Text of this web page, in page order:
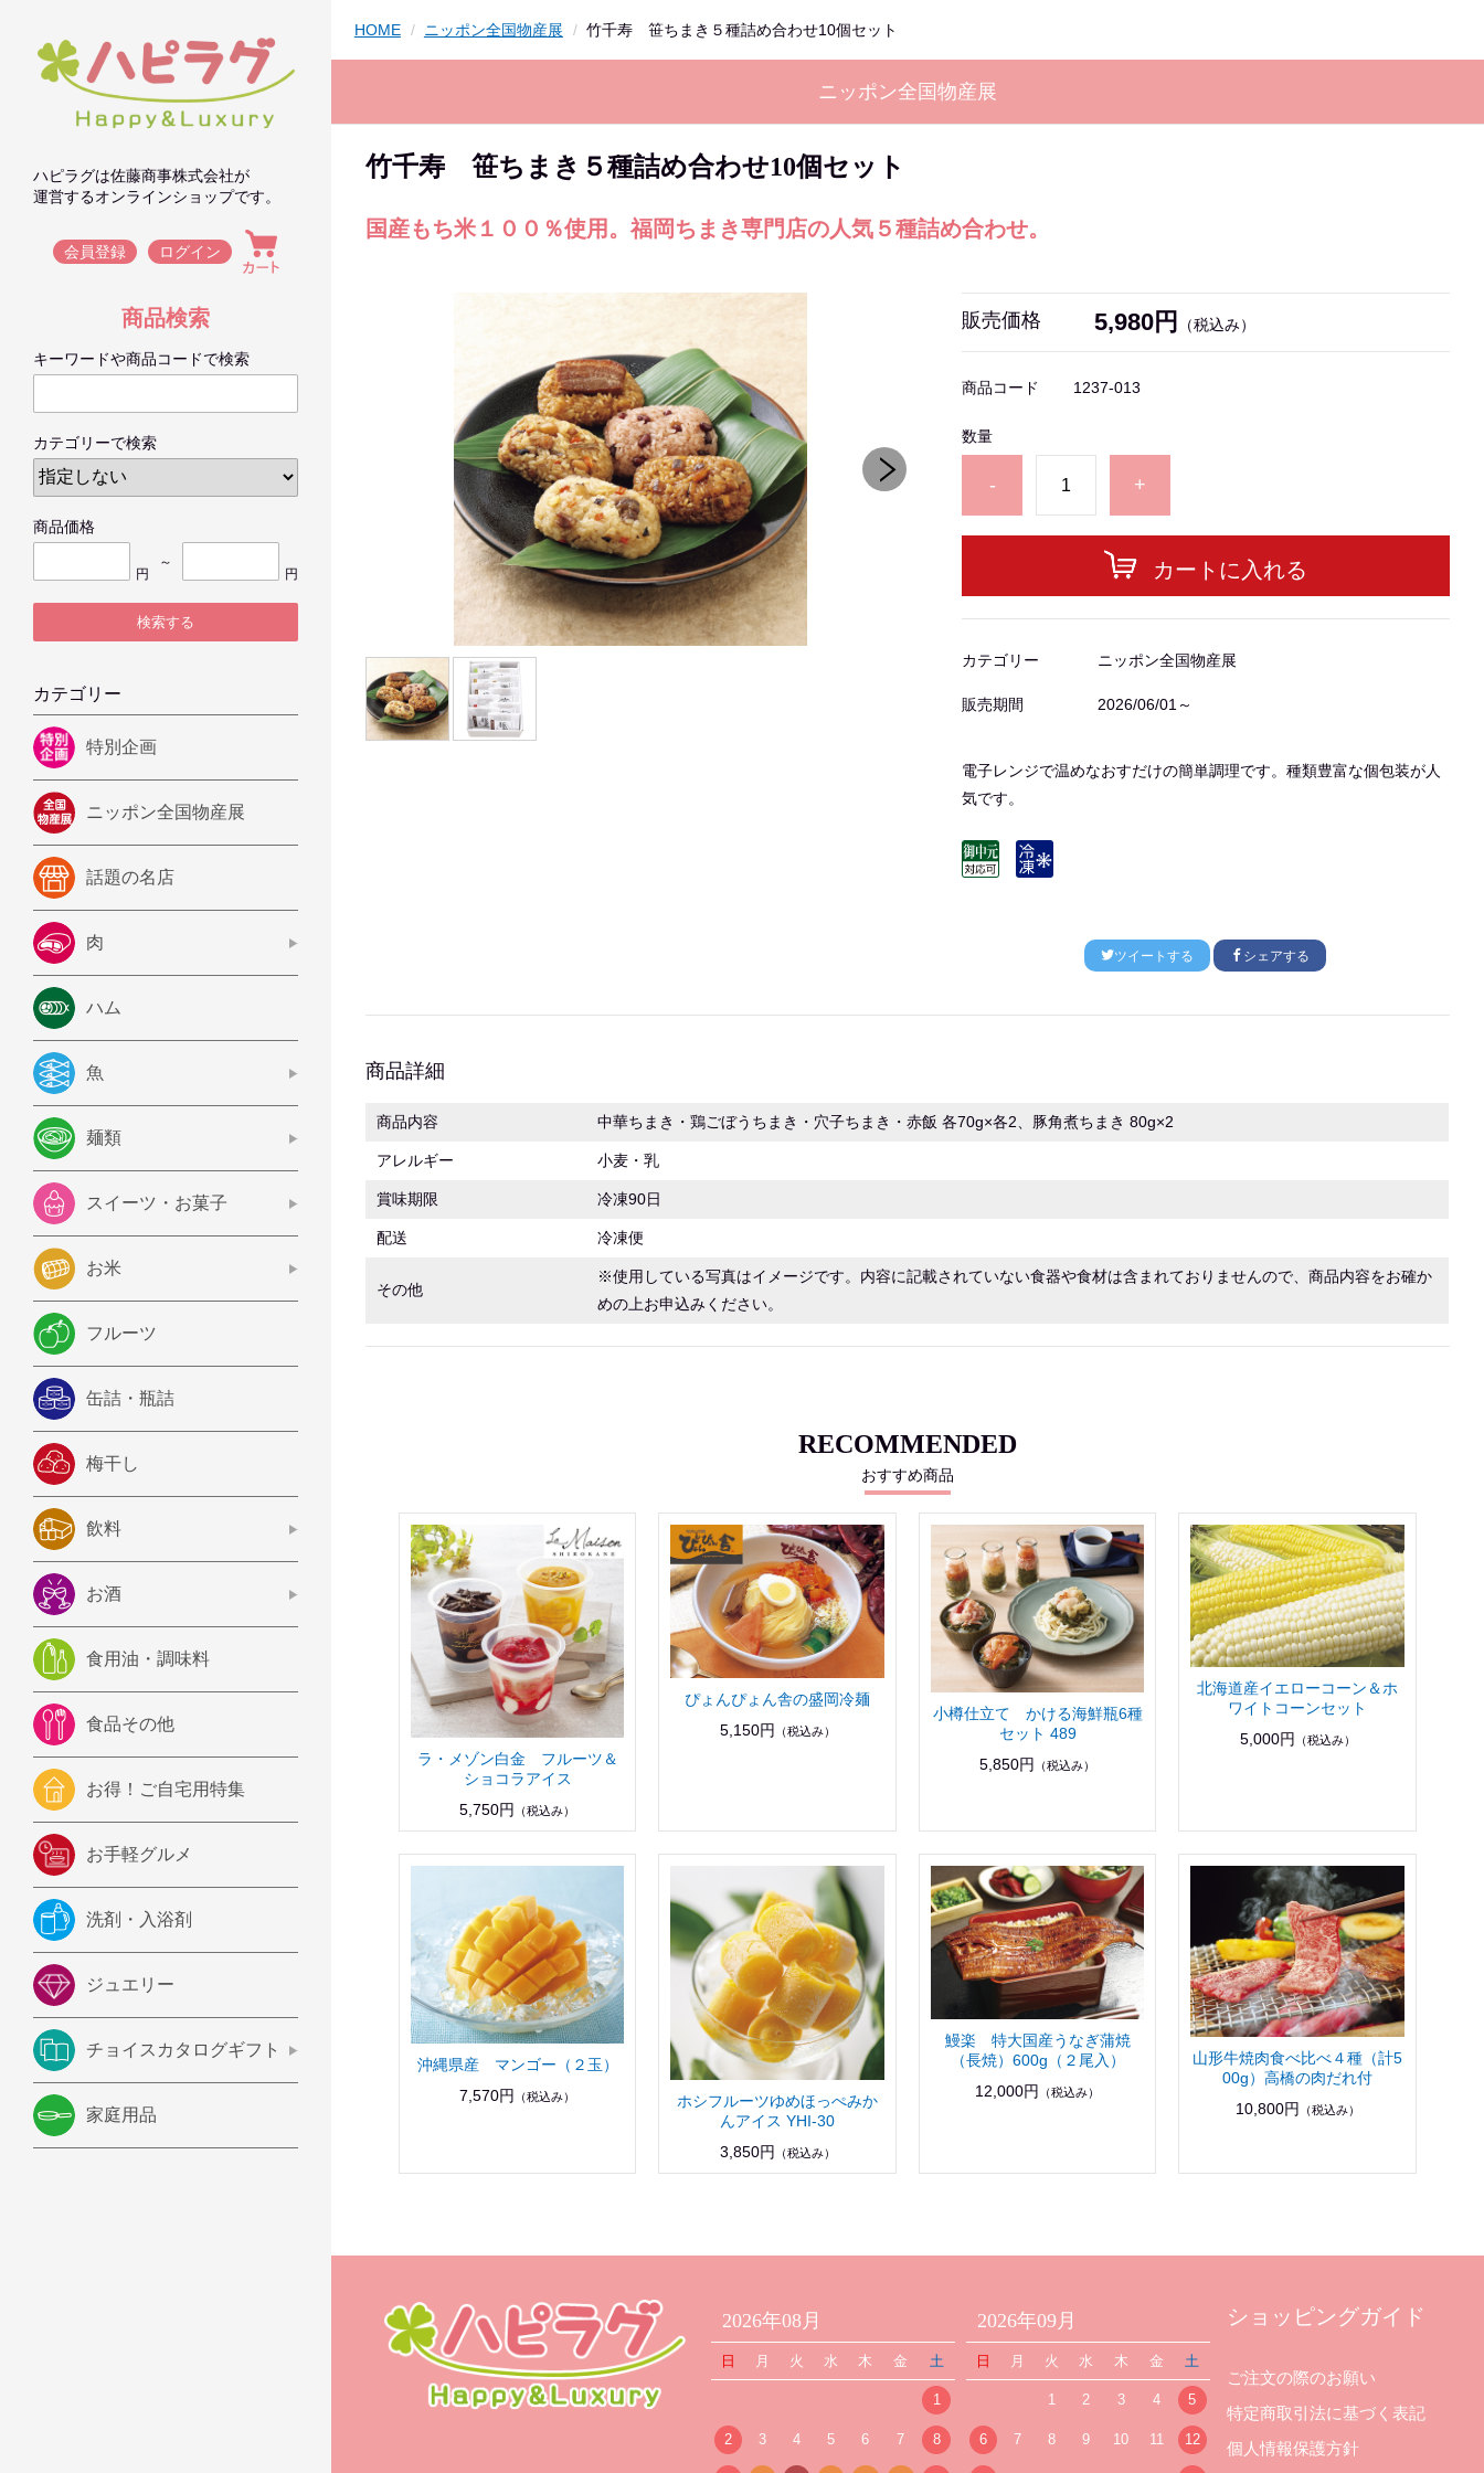
ハピラグは佐藤商事株式会社が
運営するオンラインショップです。
会員登録 ログイン
商品検索
キーワードや商品コードで検索
カテゴリーで検索
商品価格
円
～
円
検索する
カテゴリー
特別企画
ニッポン全国物産展
話題の名店
肉
ハム
魚
麺類
スイーツ・お菓子
お米
フルーツ
缶詰・瓶詰
梅干し
飲料
お酒
食用油・調味料
食品その他
お得！ご自宅用特集
お手軽グルメ
洗剤・入浴剤
ジュエリー
チョイスカタログギフト
家庭用品
HOME ニッポン全国物産展 竹千寿 笹ちまき５種詰め合わせ10個セット
ニッポン全国物産展
竹千寿 笹ちまき５種詰め合わせ10個セット
国産もち米１００％使用。福岡ちまき専門店の人気５種詰め合わせ。
販売価格 5,980円 （税込み）
商品コード 1237-013
数量
- +
カートに入れる
カテゴリー ニッポン全国物産展
販売期間 2026/06/01～
電子レンジで温めなおすだけの簡単調理です。種類豊富な個包装が人
気です。
ツイートする シェアする
商品詳細
商品内容 中華ちまき・鶏ごぼうちまき・穴子ちまき・赤飯 各70g×各2、豚角煮ちまき 80g×2
アレルギー 小麦・乳
賞味期限 冷凍90日
配送 冷凍便
その他
※使用している写真はイメージです。内容に記載されていない食器や食材は含まれておりませんので、商品内容をお確か
めの上お申込みください。
RECOMMENDED
おすすめ商品
ラ・メゾン白金 フルーツ＆
ショコラアイス
5,750円
（税込み）
ぴょんぴょん舎の盛岡冷麺
5,150円
（税込み）
小樽仕立て かける海鮮瓶6種
セット 489
5,850円
（税込み）
北海道産イエローコーン＆ホ
ワイトコーンセット
5,000円
（税込み）
沖縄県産 マンゴー（２玉）
7,570円 （税込み）
ホシフルーツゆめほっぺみか
んアイス YHI-30
3,850円
（税込み）
鰻楽 特大国産うなぎ蒲焼
（長焼）600g（２尾入）
12,000円
（税込み）
山形牛焼肉食べ比べ４種（計5
00g）高橋の肉だれ付
10,800円
（税込み）
2026年08月
日 月 火 水 木 金 土
1
2 3 4 5 6 7 8
2026年09月
日 月 火 水 木 金 土
1 2 3 4 5
6 7 8 9 10 11 12
ショッピングガイド
ご注文の際のお願い
特定商取引法に基づく表記
個人情報保護方針